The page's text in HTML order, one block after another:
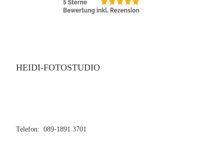
HEIDI-FOTOSTUDIO
Telefon: 089-1891 3701